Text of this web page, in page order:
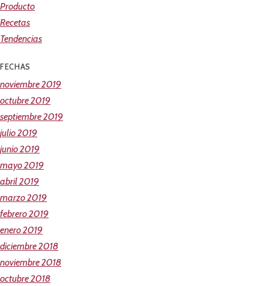
Producto
Recetas
Tendencias
FECHAS
noviembre 2019
octubre 2019
septiembre 2019
julio 2019
junio 2019
mayo 2019
abril 2019
marzo 2019
febrero 2019
enero 2019
diciembre 2018
noviembre 2018
octubre 2018